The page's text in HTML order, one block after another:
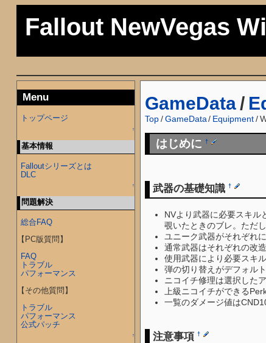
Fallout NewVegas
GameData /
Top / GameData / Equipment/
はじめに †
武器の基礎知識 †
NVより武器に必要スキル
覗いたときのブレ。ただ
ユニーク武器がそれぞれ
通常武器はそれぞれの改
使用武器により必要スキ
弾の切り替えがデフォル
ニコイチ修理は選択した
上級ニコイチができる
一覧のダメージ値は
注意事項 †
Menu
トップページ
↑
基本情報
Falloutシリーズとは
DLC
↑
問題解決
総合FAQ
【PC版質問】
FAQ
トラブル
パフォーマンス
【その他質問】
トラブル
パフォーマンス
公式パッチ
↑